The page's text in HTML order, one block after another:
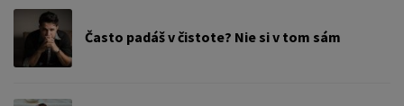
Často padáš v čistote? Nie si v tom sám